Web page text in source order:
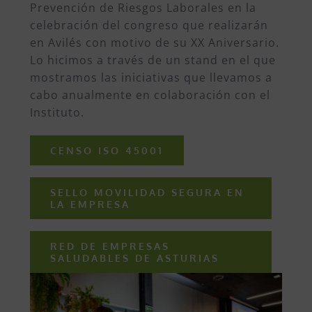
Prevención de Riesgos Laborales en la
celebración del congreso que realizarán
en Avilés con motivo de su XX Aniversario.
Lo hicimos a través de un stand en el que
mostramos las iniciativas que llevamos a
cabo anualmente en colaboración con el
Instituto.
CENSO ISO 45001
SELLO MOVILIDAD SEGURA EN
LA EMPRESA
RED DE EMPRESAS
SALUDABLES DE ASTURIAS